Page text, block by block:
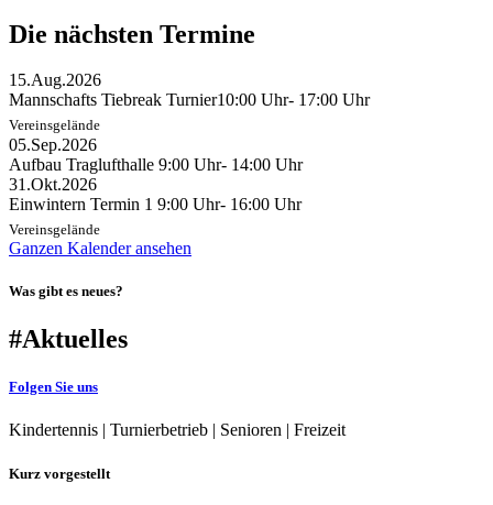
Die nächsten Termine
15.Aug.2026
Mannschafts Tiebreak Turnier10:00 Uhr- 17:00 Uhr
Vereinsgelände
05.Sep.2026
Aufbau Traglufthalle 9:00 Uhr- 14:00 Uhr
31.Okt.2026
Einwintern Termin 1 9:00 Uhr- 16:00 Uhr
Vereinsgelände
Ganzen Kalender ansehen
Was gibt es neues?
#Aktuelles
Folgen Sie uns
Kindertennis | Turnierbetrieb | Senioren | Freizeit
Kurz vorgestellt